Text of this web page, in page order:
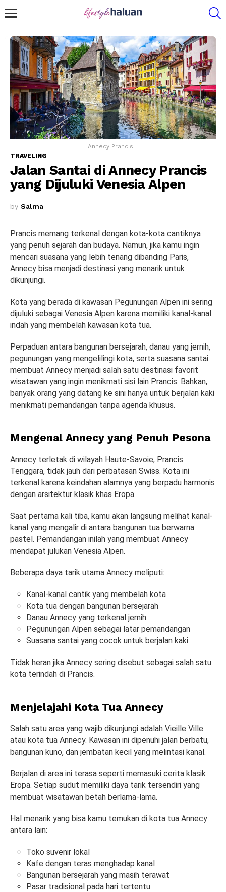
Annecy Prancis
TRAVELING
Jalan Santai di Annecy Prancis
yang Dijuluki Venesia Alpen
by Salma
Prancis memang terkenal dengan kota-kota cantiknya
yang penuh sejarah dan budaya. Namun, jika kamu ingin
mencari suasana yang lebih tenang dibanding Paris,
Annecy bisa menjadi destinasi yang menarik untuk
dikunjungi.
Kota yang berada di kawasan Pegunungan Alpen ini sering
dijuluki sebagai Venesia Alpen karena memiliki kanal-kanal
indah yang membelah kawasan kota tua.
Perpaduan antara bangunan bersejarah, danau yang jernih,
pegunungan yang mengelilingi kota, serta suasana santai
membuat Annecy menjadi salah satu destinasi favorit
wisatawan yang ingin menikmati sisi lain Prancis. Bahkan,
banyak orang yang datang ke sini hanya untuk berjalan kaki
menikmati pemandangan tanpa agenda khusus.
Mengenal Annecy yang Penuh Pesona
Annecy terletak di wilayah Haute-Savoie, Prancis
Tenggara, tidak jauh dari perbatasan Swiss. Kota ini
terkenal karena keindahan alamnya yang berpadu harmonis
dengan arsitektur klasik khas Eropa.
Saat pertama kali tiba, kamu akan langsung melihat kanal-
kanal yang mengalir di antara bangunan tua berwarna
pastel. Pemandangan inilah yang membuat Annecy
mendapat julukan Venesia Alpen.
Beberapa daya tarik utama Annecy meliputi:
Kanal-kanal cantik yang membelah kota
Kota tua dengan bangunan bersejarah
Danau Annecy yang terkenal jernih
Pegunungan Alpen sebagai latar pemandangan
Suasana santai yang cocok untuk berjalan kaki
Tidak heran jika Annecy sering disebut sebagai salah satu
kota terindah di Prancis.
Menjelajahi Kota Tua Annecy
Salah satu area yang wajib dikunjungi adalah Vieille Ville
atau kota tua Annecy. Kawasan ini dipenuhi jalan berbatu,
bangunan kuno, dan jembatan kecil yang melintasi kanal.
Berjalan di area ini terasa seperti memasuki cerita klasik
Eropa. Setiap sudut memiliki daya tarik tersendiri yang
membuat wisatawan betah berlama-lama.
Hal menarik yang bisa kamu temukan di kota tua Annecy
antara lain:
Toko suvenir lokal
Kafe dengan teras menghadap kanal
Bangunan bersejarah yang masih terawat
Pasar tradisional pada hari tertentu